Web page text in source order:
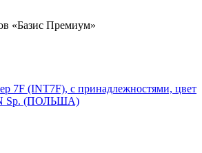
«Базис Премиум»
7F (INT7F), с принадлежностями, цвет
Sp. (ПОЛЬША)